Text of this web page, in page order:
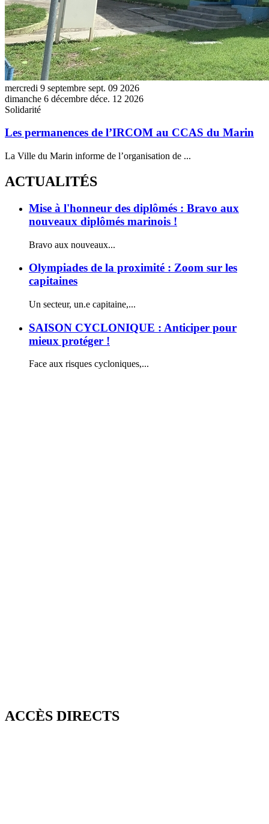
mercredi 9 septembre sept. 09 2026
dimanche 6 décembre déce. 12 2026
Solidarité
Les permanences de l’IRCOM au CCAS du Marin
La Ville du Marin informe de l’organisation de ...
ACTUALITÉS
Mise
l'honneur
diplômés
Bravo
aux
diplômés
!
Mise à l'honneur des diplômés : Bravo aux
nouveaux diplômés marinois !
Bravo aux nouveaux...
Olympiades
la
:
sur
les
Olympiades de la proximité : Zoom sur les
capitaines
Un secteur, un.e capitaine,...
SAISON
CYCLONIQUE
:
Anticiper
pour
SAISON CYCLONIQUE : Anticiper pour
mieux protéger !
Face aux risques cycloniques,...
ACCÈS DIRECTS